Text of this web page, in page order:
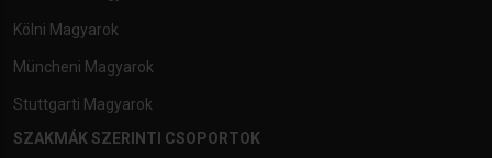
Kölni Magyarok
Müncheni Magyarok
Stuttgarti Magyarok
SZAKMÁK SZERINTI CSOPORTOK